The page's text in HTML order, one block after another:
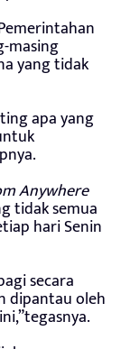
masing
yang tidak
apa yang
Anywhere
tidak semua
hari Senin
secara
dipantau oleh